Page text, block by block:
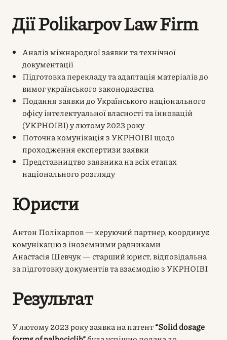
Дії Polikarpov Law Firm
Аналіз міжнародної заявки та технічної
документації
Підготовка перекладу та адаптація матеріалів до
вимог українського законодавства
Подання заявки до Українського національного
офісу інтелектуальної власності та інновацій
(УКРНОІВІ) у лютому 2023 року
Поточна комунікація з УКРНОІВІ щодо
проходження експертизи заявки
Представництво заявника на всіх етапах
національного розгляду
Юристи
Антон Полікарпов — керуючий партнер, координує
комунікацію з іноземними радниками
Анастасія Шевчук — старший юрист, відповідальна
за підготовку документів та взаємодію з УКРНОІВІ
Результат
У лютому 2023 року заявка на патент“Solid dosage